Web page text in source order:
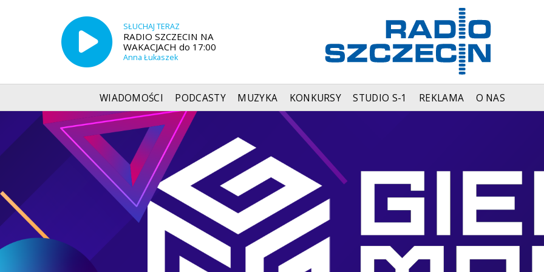
SŁUCHAJ TERAZ
RADIO SZCZECIN NA
WAKACJACH do 17:00
Anna Łukaszek
WIADOMOŚCI PODCASTY MUZYKA KONKURSY STUDIO S-1 REKLAMA O NAS